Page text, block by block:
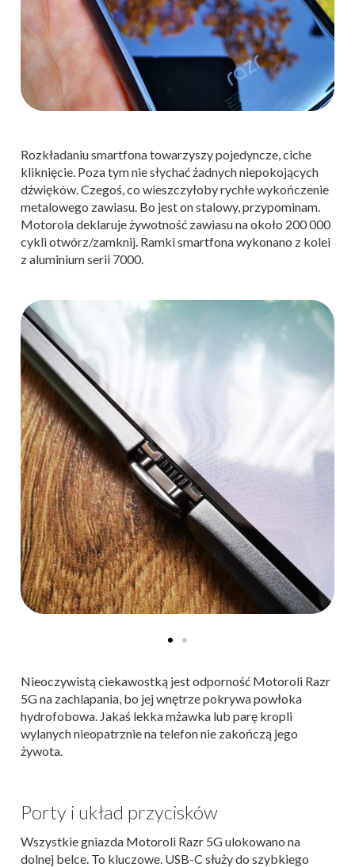
Rozkładaniu smartfona towarzyszy pojedyncze, ciche
kliknięcie. Poza tym nie słychać żadnych niepokojących
dźwięków. Czegoś, co wieszczyłoby rychłe wykończenie
metalowego zawiasu. Bo jest on stalowy, przypominam.
Motorola deklaruje żywotność zawiasu na około 200 000
cykli otwórz/zamknij. Ramki smartfona wykonano z kolei
z aluminium serii 7000.
Nieoczywistą ciekawostką jest odporność Motoroli Razr
5G na zachlapania, bo jej wnętrze pokrywa powłoka
hydrofobowa. Jakaś lekka mżawka lub parę kropli
wylanych nieopatrznie na telefon nie zakończą jego
żywota.
Porty i układ przycisków
Wszystkie gniazda Motoroli Razr 5G ulokowano na
dolnej belce. To kluczowe. USB-C służy do szybkiego